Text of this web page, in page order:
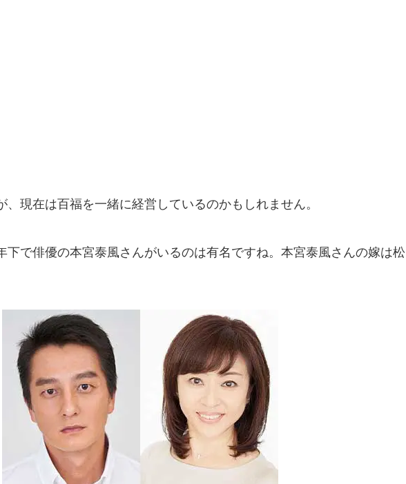
、現在は百福を一緒に経営しているのかもしれません。
下で俳優の本宮泰風さんがいるのは有名ですね。本宮泰風さんの嫁は松